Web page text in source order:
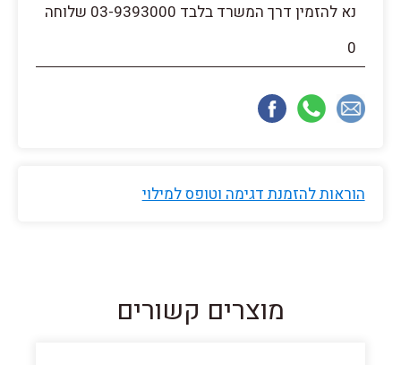
נא להזמין דרך המשרד בלבד 03-9393000 שלוחה
0
הוראות להזמנת דגימה וטופס למילוי
מוצרים קשורים